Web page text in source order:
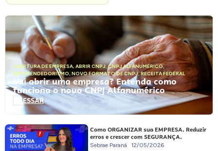
ABERTURA DE EMPRESA, ABRIR CNPJ,CNPJ ALFANUMÉRICO,
EMPREENDEDORISMO, NOVO FORMATO DE CNPJ,RECEITA FEDERAL
Vai abrir uma empresa? Entenda como
funciona o novo CNPJ Alfanumérico
ACESSAR
Como ORGANIZAR sua EMPRESA. Reduzir
erros e crescer com SEGURANÇA.
Sebrae Paraná 12/05/2026